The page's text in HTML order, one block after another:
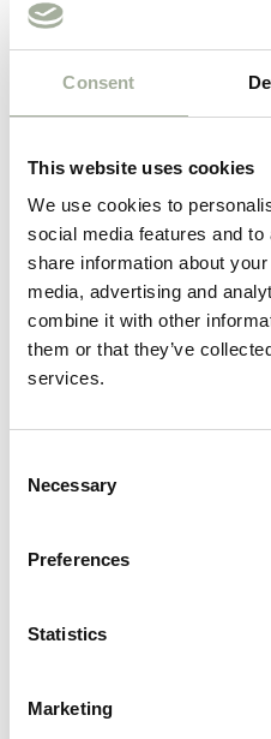
Consent
This website uses cookies
We use cookies to
social media features and
share information about
media, advertising and
combine it with other
them or that they’ve
services.
Selection
Necessary
Preferences
Statistics
Marketing
De formule is speciaal
binnenshuis en is veilig
interieur. Ideaal om
manier te leren waar ze
Waarom kiezen voor
Spray Indoor:
Helpt ongewenst
Voorkomt urineren,
het betreden van
Veilig voor
Gebruiksvriendelijk
spray, ideaal voor
Bevat geen